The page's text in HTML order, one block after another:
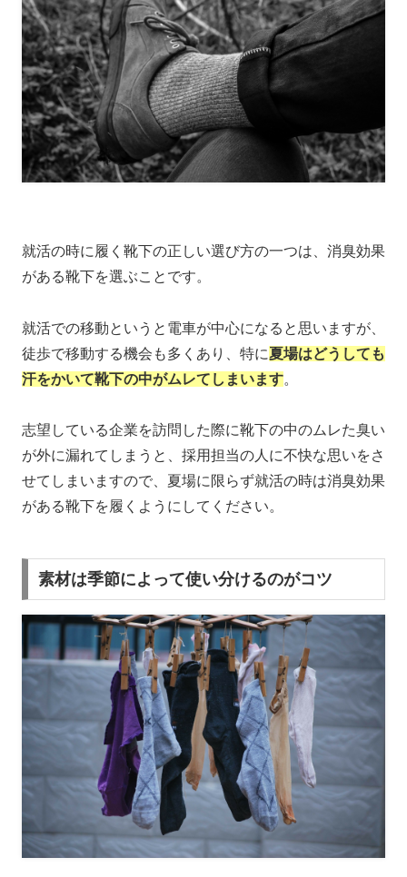
就活の時に履く靴下の正しい選び方の一つは、消臭効果
がある靴下を選ぶことです。
就活での移動というと電車が中心になると思いますが、
徒歩で移動する機会も多くあり、特に夏場はどうしても
汗をかいて靴下の中がムレてしまいます。
志望している企業を訪問した際に靴下の中のムレた臭い
が外に漏れてしまうと、採用担当の人に不快な思いをさ
せてしまいますので、夏場に限らず就活の時は消臭効果
がある靴下を履くようにしてください。
素材は季節によって使い分けるのがコツ